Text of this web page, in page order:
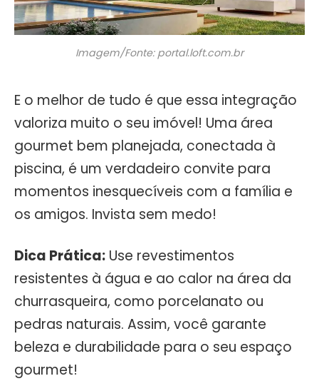
Imagem/Fonte: portal.loft.com.br
E o melhor de tudo é que essa integração
valoriza muito o seu imóvel! Uma área
gourmet bem planejada, conectada à
piscina, é um verdadeiro convite para
momentos inesquecíveis com a família e
os amigos. Invista sem medo!
Dica Prática: Use revestimentos
resistentes à água e ao calor na área da
churrasqueira, como porcelanato ou
pedras naturais. Assim, você garante
beleza e durabilidade para o seu espaço
gourmet!